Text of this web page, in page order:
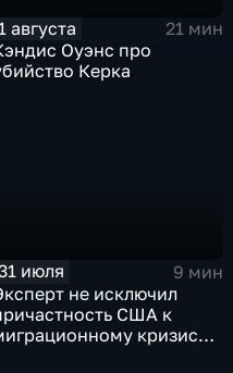
августа
21 мин
Оуэнс про
Керка
июля
9 мин
не исключил
США к
кризису в